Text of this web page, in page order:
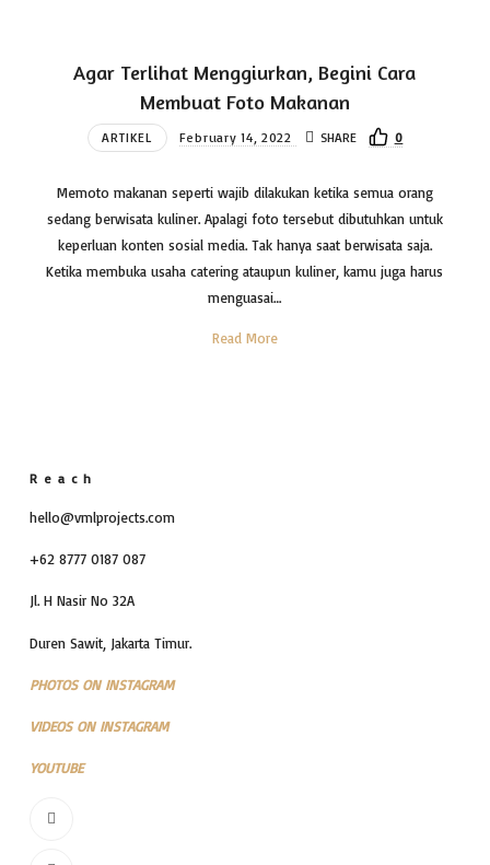
Agar Terlihat Menggiurkan, Begini Cara
Membuat Foto Makanan
ARTIKEL February 14, 2022 SHARE 0
Memoto makanan seperti wajib dilakukan ketika semua orang
sedang berwisata kuliner. Apalagi foto tersebut dibutuhkan untuk
keperluan konten sosial media. Tak hanya saat berwisata saja.
Ketika membuka usaha catering ataupun kuliner, kamu juga harus
menguasai…
Read More
Reach
hello@vmlprojects.com
+62 8777 0187 087
Jl. H Nasir No 32A
Duren Sawit, Jakarta Timur.
PHOTOS ON INSTAGRAM
VIDEOS ON INSTAGRAM
YOUTUBE